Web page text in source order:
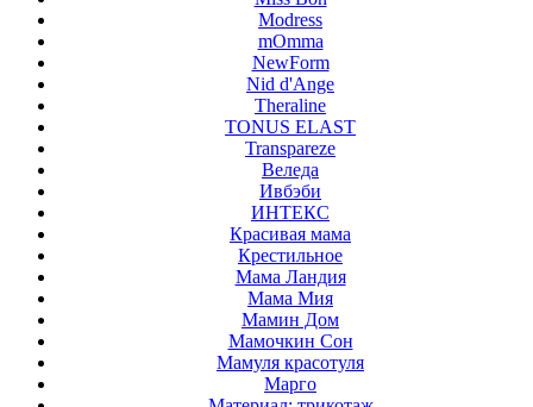
Modress
mOmma
NewForm
Nid d'Ange
Theraline
TONUS ELAST
Transpareze
Веледа
Ивбэби
ИНТЕКС
Красивая мама
Крестильное
Мама Ландия
Мама Мия
Мамин Дом
Мамочкин Сон
Мамуля красотуля
Марго